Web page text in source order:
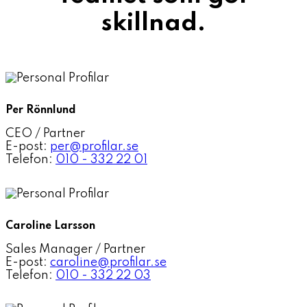
skillnad.
Per Rönnlund
CEO / Partner
E-post: per@profilar.se
Telefon: 010 - 332 22 01
Caroline Larsson
Sales Manager / Partner
E-post: caroline@profilar.se
Telefon: 010 - 332 22 03